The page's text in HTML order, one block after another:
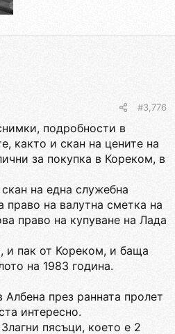
#3,776
подробности в
както и скан на цените на
за покупка в Кореком, в
на една служебна
право на валутна сметка на
право на купуване на Лада
пак от Кореком, и баща
на 1983 година.
през ранната пролет
интересно.
пясъци, което е 2